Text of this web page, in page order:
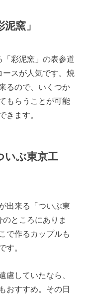
窯」
彩泥窯」の表参道
スが人気です。焼
るので、いくつか
もらうことが可能
きます。
いぶ東京工
出来る「ついぶ東
ところにありま
で作るカップルも
す。
慮していたなら、
おすすめ。その日